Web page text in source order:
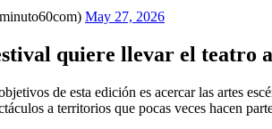
May 27, 2026
quiere llevar el teatro
de esta edición es acercar las artes
a territorios que pocas veces hacen